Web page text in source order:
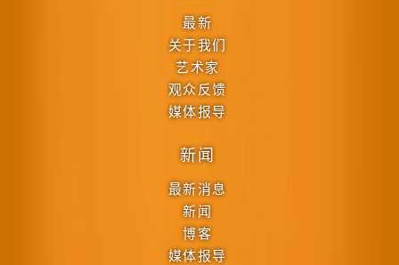
最新
关于我们
艺术家
观众反馈
媒体报导
新闻
最新消息
新闻
博客
媒体报导